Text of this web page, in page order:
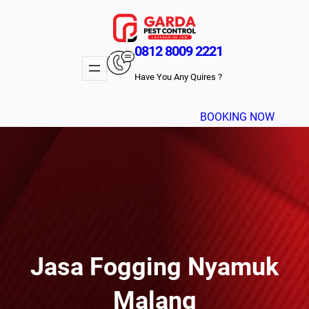
0812 8009 2221
Have You Any Quires ?
BOOKING NOW
Jasa Fogging Nyamuk
Malang